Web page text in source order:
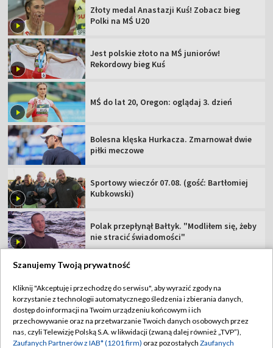
Złoty medal Anastazji Kuś! Zobacz bieg
Polki na MŚ U20
Jest polskie złoto na MŚ juniorów!
Rekordowy bieg Kuś
MŚ do lat 20, Oregon: oglądaj 3. dzień
Bolesna klęska Hurkacza. Zmarnował dwie
piłki meczowe
Sportowy wieczór 07.08. (gość: Bartłomiej
Kubkowski)
Polak przepłynął Bałtyk. "Modliłem się, żeby
nie stracić świadomości"
TVP
Abonament TVP
Sklep TVP
Regulamin TVP
Polityka prywatności
Szanujemy Twoją prywatność
Kliknij "Akceptuję i przechodzę do serwisu", aby wyrazić zgody na
korzystanie z technologii automatycznego śledzenia i zbierania danych,
dostęp do informacji na Twoim urządzeniu końcowym i ich
przechowywanie oraz na przetwarzanie Twoich danych osobowych przez
nas, czyli Telewizję Polską S.A. w likwidacji (zwaną dalej również „TVP”),
Zaufanych Partnerów z IAB* (1201 firm) oraz pozostałych Zaufanych